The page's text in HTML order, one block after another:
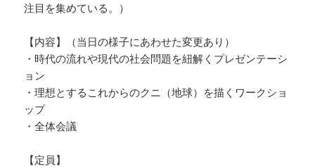
注目を集めている。）
【内容】（当日の様子にあわせた変更あり）
・時代の流れや現代の社会問題を紐解くプレゼンテーシ
ョン
・理想とするこれからのクニ（地球）を描くワークショ
ップ
・全体会議
【定員】